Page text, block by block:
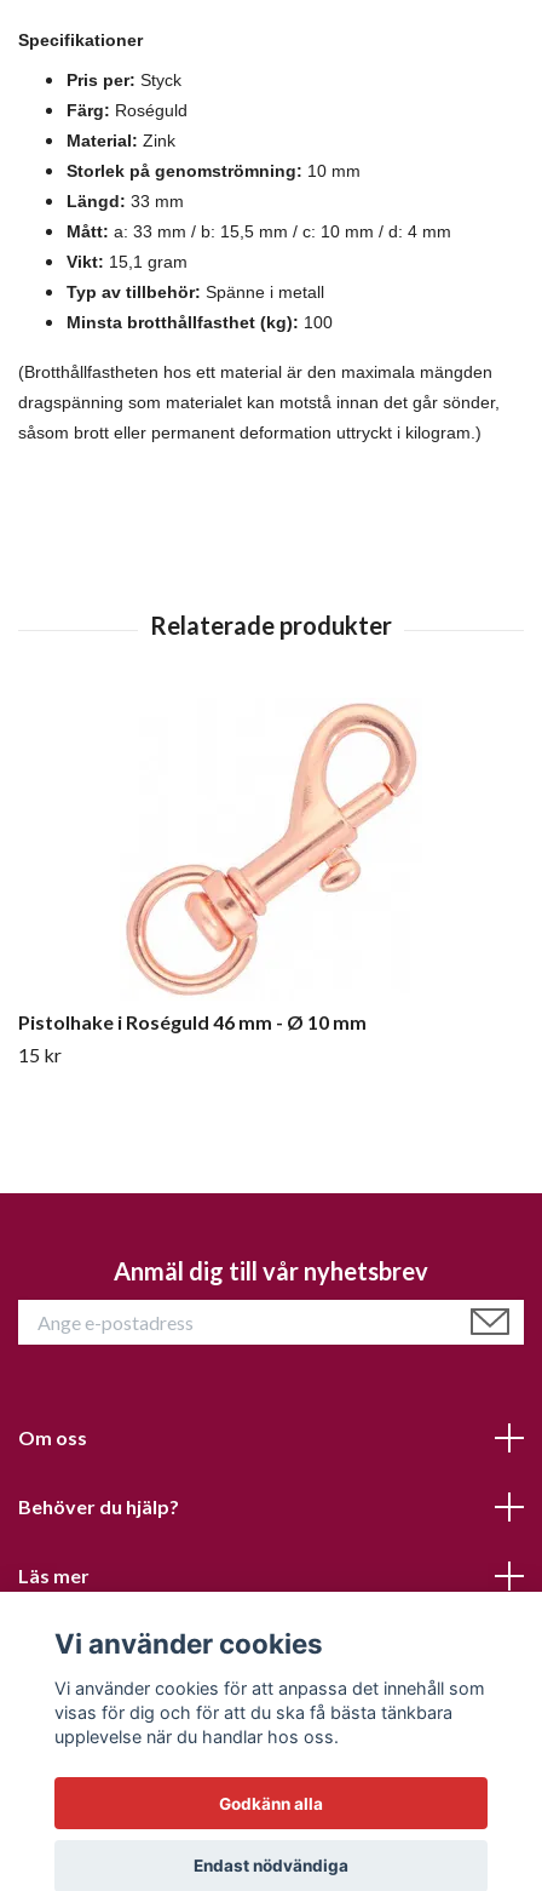
Specifikationer
Pris per: Styck
Färg: Roséguld
Material: Zink
Storlek på genomströmning: 10 mm
Längd: 33 mm
Mått: a: 33 mm / b: 15,5 mm / c: 10 mm / d: 4 mm
Vikt: 15,1 gram
Typ av tillbehör: Spänne i metall
Minsta brotthållfasthet (kg): 100
(Brotthållfastheten hos ett material är den maximala mängden
dragspänning som materialet kan motstå innan det går sönder,
såsom brott eller permanent deformation uttryckt i kilogram.)
Pistolhake i Roséguld 46 mm - Ø 10 mm
15 kr
Anmäl dig till vår nyhetsbrev
Om oss
Behöver du hjälp?
Läs mer
Sociala medier
© 2026 Sofias PysselParadis
Vi använder cookies
Vi använder cookies för att anpassa det innehåll som
visas för dig och för att du ska få bästa tänkbara
upplevelse när du handlar hos oss.
Godkänn alla
Endast nödvändiga